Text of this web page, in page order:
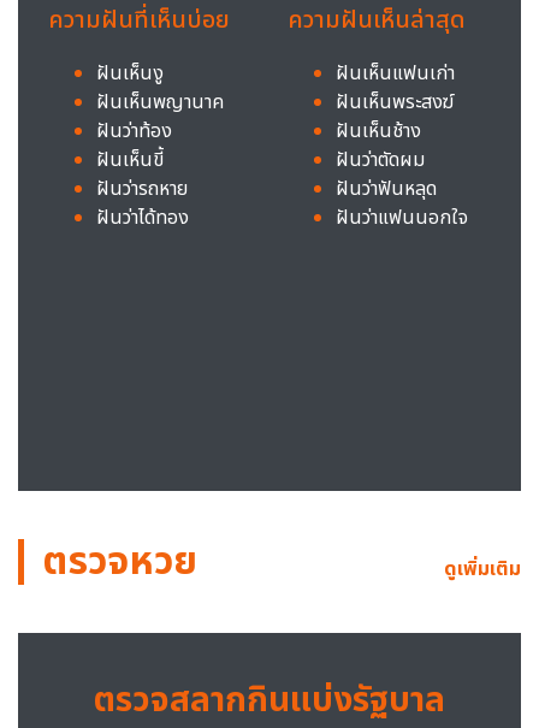
ความฝันที่เห็นบ่อย
ฝันเห็นงู
ฝันเห็นพญานาค
ฝันว่าท้อง
ฝันเห็นขี้
ฝันว่ารถหาย
ฝันว่าได้ทอง
ความฝันเห็นล่าสุด
ฝันเห็นแฟนเก่า
ฝันเห็นพระสงฆ์
ฝันเห็นช้าง
ฝันว่าตัดผม
ฝันว่าฟันหลุด
ฝันว่าแฟนนอกใจ
ตรวจหวย ดูเพิ่มเติม
ตรวจสลากกินแบ่งรัฐบาล